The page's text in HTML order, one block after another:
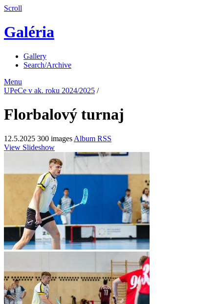
Scroll
Galéria
Gallery
Search/Archive
Menu
UPeCe v ak. roku 2024/2025 /
Florbalový turnaj
12.5.2025 300 images Album RSS
View Slideshow